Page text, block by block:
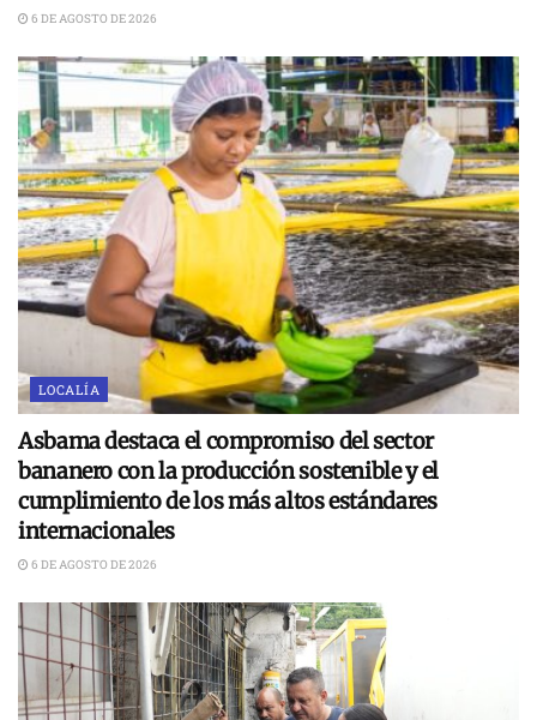
6 DE AGOSTO DE 2026
LOCALÍA
Asbama destaca el compromiso del sector
bananero con la producción sostenible y el
cumplimiento de los más altos estándares
internacionales
6 DE AGOSTO DE 2026